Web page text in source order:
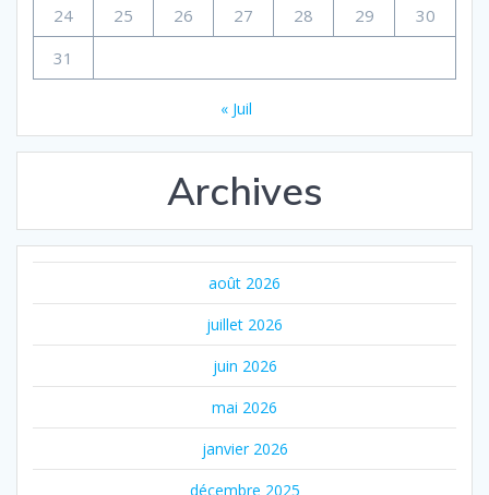
24 25 26 27 28 29
30
31
« Juil
Archives
août 2026
juillet 2026
juin 2026
mai 2026
janvier 2026
décembre 2025